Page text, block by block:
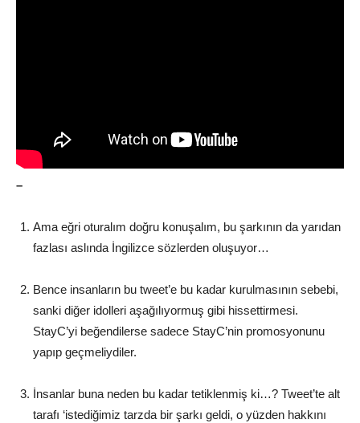
–
Ama eğri oturalım doğru konuşalım, bu şarkının da yarıdan
fazlası aslında İngilizce sözlerden oluşuyor…
Bence insanların bu tweet’e bu kadar kurulmasının sebebi,
sanki diğer idolleri aşağılıyormuş gibi hissettirmesi.
StayC’yi beğendilerse sadece StayC’nin promosyonunu
yapıp geçmeliydiler.
İnsanlar buna neden bu kadar tetiklenmiş ki…? Tweet’te alt
tarafı ‘istediğimiz tarzda bir şarkı geldi, o yüzden hakkını